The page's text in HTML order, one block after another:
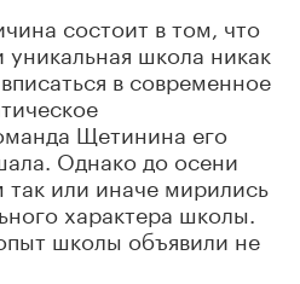
состоит в том, что
уникальная школа никак
в современное
Щетинина его
Однако до осени
так или иначе мирились
характера школы.
школы объявили не